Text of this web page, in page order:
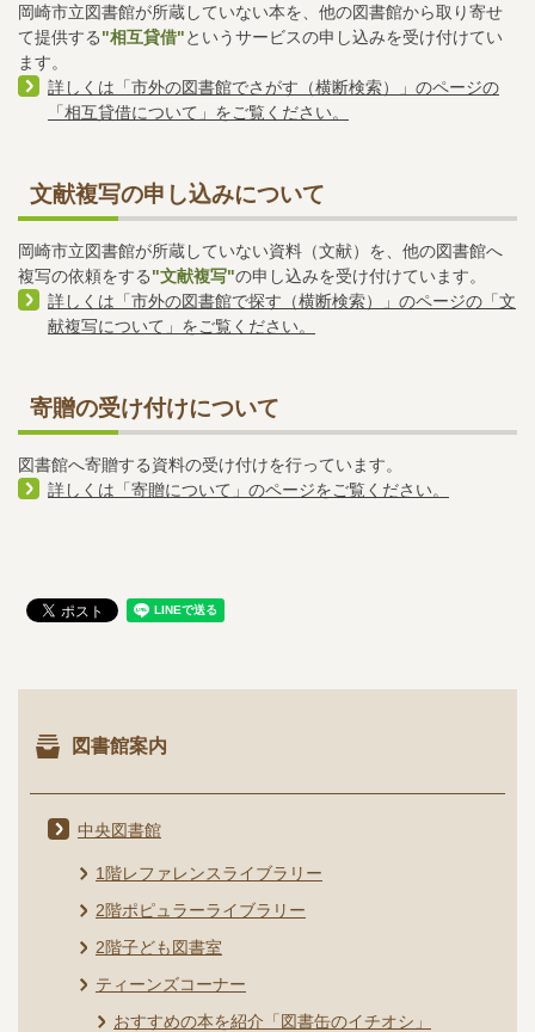
岡崎市立図書館が所蔵していない本を、他の図書館から取り寄せ
て提供する"相互貸借"というサービスの申し込みを受け付けてい
ます。
詳しくは「市外の図書館でさがす（横断検索）」のページの
「相互貸借について」をご覧ください。
文献複写の申し込みについて
岡崎市立図書館が所蔵していない資料（文献）を、他の図書館へ
複写の依頼をする"文献複写"の申し込みを受け付けています。
詳しくは「市外の図書館で探す（横断検索）」のページの「文
献複写について」をご覧ください。
寄贈の受け付けについて
図書館へ寄贈する資料の受け付けを行っています。
詳しくは「寄贈について」のページをご覧ください。
図書館案内
中央図書館
1階レファレンスライブラリー
2階ポピュラーライブラリー
2階子ども図書室
ティーンズコーナー
おすすめの本を紹介「図書缶のイチオシ」